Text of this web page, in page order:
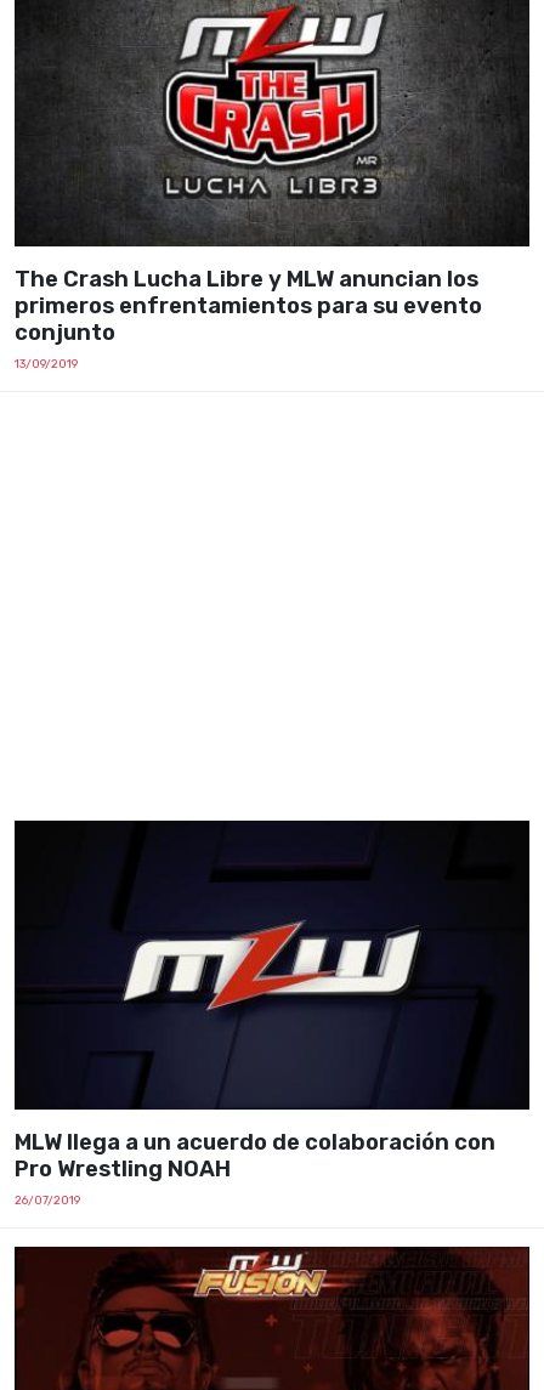
The Crash Lucha Libre y MLW anuncian los
primeros enfrentamientos para su evento
conjunto
13/09/2019
MLW llega a un acuerdo de colaboración con
Pro Wrestling NOAH
26/07/2019